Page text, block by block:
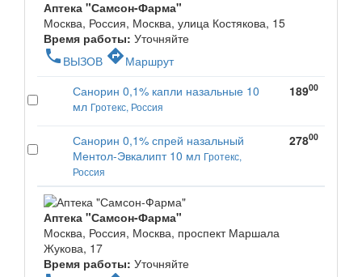
Аптека "Самсон-Фарма"
Москва, Россия, Москва, улица Костякова, 15
Время работы: Уточняйте
phone ВЫЗОВ directionsМаршрут
Санорин 0,1% капли назальные 10
мл Гротекс, Россия
18900
Санорин 0,1% спрей назальный
Ментол-Эвкалипт 10 мл Гротекс,
Россия
27800
Аптека "Самсон-Фарма"
Москва, Россия, Москва, проспект Маршала
Жукова, 17
Время работы: Уточняйте